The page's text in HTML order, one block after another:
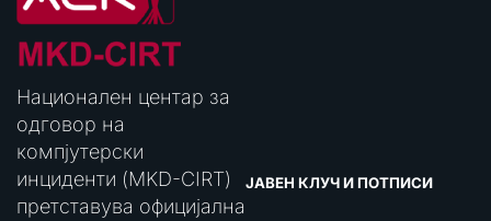
Национален центар за
одговор на
компјутерски
инциденти (MKD-CIRT)
претставува официјална
ЈАВЕН КЛУЧ И ПОТПИСИ